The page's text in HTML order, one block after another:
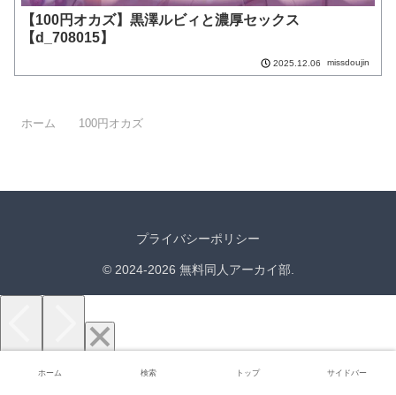
【100円オカズ】黒澤ルビィと濃厚セックス
【d_708015】
2025.12.06 missdoujin
ホーム 100円オカズ
プライバシーポリシー
© 2024-2026 無料同人アーカイ部.
ホーム 検索 トップ サイドバー